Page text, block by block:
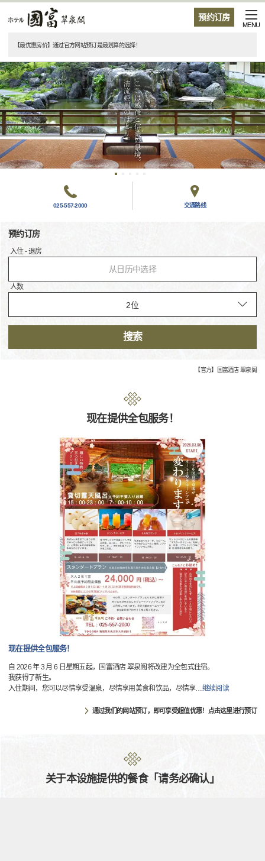
预约订房
MENU
【最优惠房价】通过官方网站预订是最划算的选择！
025-557-2000 交通路线
预约订房
入住 - 退房
从日历中选择
人数
搜索
【官方】国富酒店 翠泉阁
现在提供全包服务！
现在提供全包服务！
自 2026 年 3 月 6 日星期五起，国富酒店 翠泉阁将改建为全包式住宿。
我获得了新生。
入住期间，您可以尽情享受温泉，尽情享用美食和饮品，尽情享…继续阅读
通过我们的网站预订，即可享受超值优惠！点击这里进行预订
关于本设施提供的餐食「请务必确认」